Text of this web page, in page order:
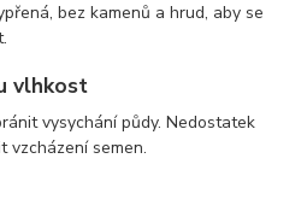
bez kamenů a hrud, aby se
vlhkost
vysychání půdy. Nedostatek
vzcházení semen.